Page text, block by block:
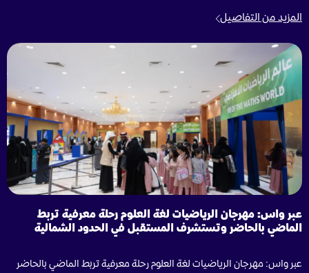
المزيد من التفاصيل
عبر واس: مهرجان الرياضيات لغة العلوم رحلة معرفية تربط
الماضي بالحاضر وتستشرف المستقبل في الحدود الشمالية
عبر واس: مهرجان الرياضيات لغة العلوم رحلة معرفية تربط الماضي بالحاضر